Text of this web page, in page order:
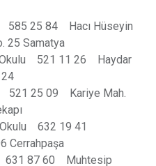
585 25 84 Hacı Hüseyin
25 Samatya
Okulu 521 11 26 Haydar
24
521 25 09 Kariye Mah.
Okulu 632 19 41
Cerrahpaşa
631 87 60 Muhtesip